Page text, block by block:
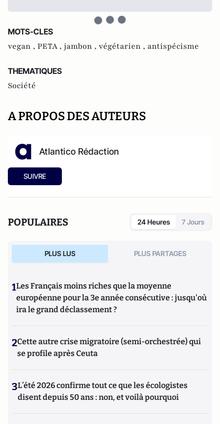
MOTS-CLES
vegan , PETA , jambon , végétarien , antispécisme
THEMATIQUES
Société
A PROPOS DES AUTEURS
Atlantico Rédaction
SUIVRE
POPULAIRES 24 Heures 7 Jours
PLUS LUS PLUS PARTAGES
1Les Français moins riches que la moyenne
européenne pour la 3e année consécutive : jusqu'où
ira le grand déclassement ?
2Cette autre crise migratoire (semi-orchestrée) qui
se profile après Ceuta
3L’été 2026 confirme tout ce que les écologistes
disent depuis 50 ans : non, et voilà pourquoi